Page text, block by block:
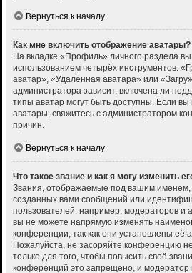
Вернуться к началу
Как мне включить отображение аватары?
На вкладке «Профиль» личного раздела
использованием четырёх инструментов:
аватар», «Удалённая аватара» или
администратора зависит, включена ли
типы аватар могут быть доступны. Если
аватары, свяжитесь с администратором
причин.
Вернуться к началу
Что такое звание и как я могу изменить
Звания, отображаемые под вашим именем,
созданных вами сообщений или
пользователей: например, модераторов и
вы не можете напрямую изменять
конференции, так как они установлены её
Пожалуйста, не засоряйте конференцию
только для того, чтобы повысить своё
конференций это запрещено, и модератор